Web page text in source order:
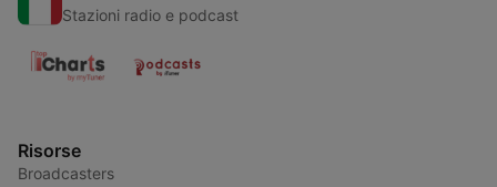
Stazioni radio e podcast
Risorse
Broadcasters